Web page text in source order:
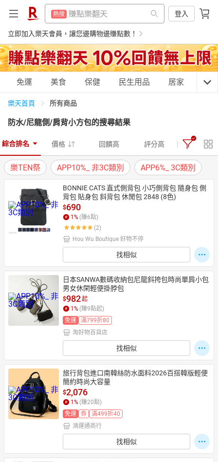
熱搜 賺點樂翻天
熱搜 299超取免運
熱搜 筆記型電腦
熱搜 電冰箱
抽7777點
熱搜 熱門飯店推薦
登入
立即加入樂天會員，讓您邊購物邊賺點數！
熱搜 299超取免運
筆記型電腦
熱搜 電冰箱
熱搜 行動電源
熱搜 電動牙刷
熱搜 床墊
熱搜 抽7777點
熱搜 熱門飯店推薦
購物網分類
居家生活 3C家電 運動休閒 親子玩具
女裝 男裝
HOT
免運 美食 保健 民生用品 居家 3C
樂天首頁 所有商品
防水/尼龍側/肩背小方包的搜尋結果
綜合排名 價格 回饋高 評分高
樂TEN祭 APP10%_ 非3C類別 APP6%_ 3C類別
BONNIE CATS 直式側背包 小巧側背包 隨身包 側
背包 貼身包 斜背包 休閒包 2848 (8色)
$690
1 % (賺6點)
(2)
Hou Wu Boutique 好物不停
找相似
日本SANWA數碼收納包尼龍斜挎包時尚單肩小包
男女休閑輕便掛脖包
$982起
1 % (賺9點起)
免運
滿799折80
淘好物百貨店
找相似
旅行背包進口南韓絲防水面料2026百搭韓版輕便
簡約時尚大容量
$2,076
1 % (賺20點)
免運
券
滿499折40
鴻運通商行
找相似